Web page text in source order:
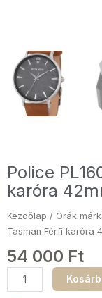
Police
karóra
Kezdőlap / Órák
Tasman Férfi karóra
54 000 Ft
Police
PL16023JS.13